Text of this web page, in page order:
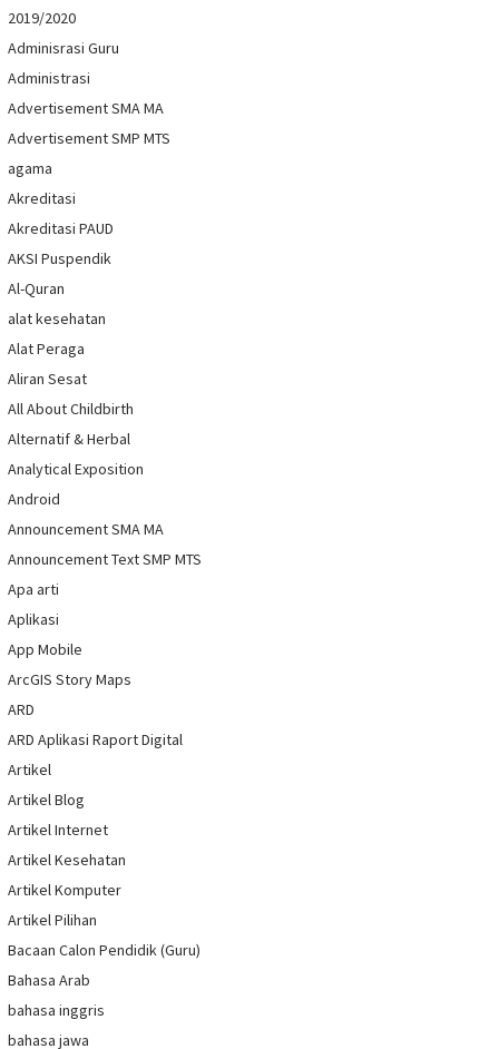
2019/2020
Adminisrasi Guru
Administrasi
Advertisement SMA MA
Advertisement SMP MTS
agama
Akreditasi
Akreditasi PAUD
AKSI Puspendik
Al-Quran
alat kesehatan
Alat Peraga
Aliran Sesat
All About Childbirth
Alternatif & Herbal
Analytical Exposition
Android
Announcement SMA MA
Announcement Text SMP MTS
Apa arti
Aplikasi
App Mobile
ArcGIS Story Maps
ARD
ARD Aplikasi Raport Digital
Artikel
Artikel Blog
Artikel Internet
Artikel Kesehatan
Artikel Komputer
Artikel Pilihan
Bacaan Calon Pendidik (Guru)
Bahasa Arab
bahasa inggris
bahasa jawa